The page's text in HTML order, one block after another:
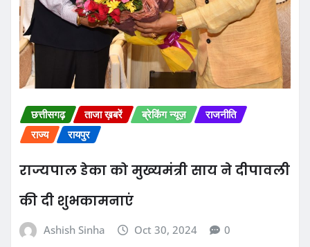
छत्तीसगढ़ ताजा ख़बरें ब्रेकिंग न्यूज़
राजनीति
राज्य
रायपुर
राज्यपाल डेका को मुख्यमंत्री साय ने दीपावली
की दी शुभकामनाएं
Ashish Sinha Oct 30, 2024 0